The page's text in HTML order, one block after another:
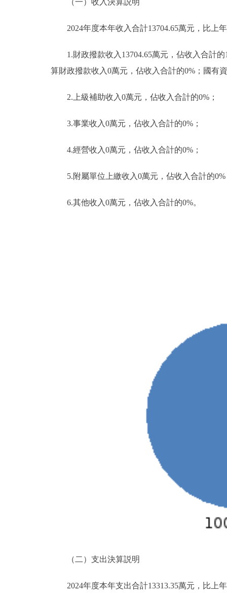
（一）收入決算説明
2024年度本年收入合計13704.65萬元，比上
1.財政撥款收入13704.65萬元，佔收入合計
算財政撥款收入0萬元，佔收入合計的0%；國有
2.上級補助收入0萬元，佔收入合計的0%；
3.事業收入0萬元，佔收入合計的0%；
4.經營收入0萬元，佔收入合計的0%；
5.附屬單位上繳收入0萬元，佔收入合計的
6.其他收入0萬元，佔收入合計的0%。
（二）支出決算説明
2024年度本年支出合計13313.35萬元，比上